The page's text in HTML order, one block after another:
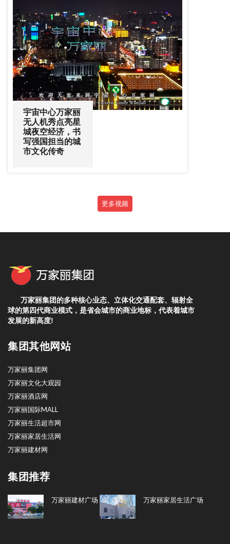
宇宙中心万家丽
无人机秀点亮星
城夜空经济，书
写强国担当的城
市文化传奇
更多视频
万家丽集团的多种核心业态、立体化交通配套、辐射全
球的第四代商业模式，是省会城市的商业地标，代表着城市
发展的新高度!
集团其他网站
万家丽集团网
万家丽文化大观园
万家丽酒店网
万家丽国际MALL
万家丽生活超市网
万家丽家居生活网
万家丽建材网
集团推荐
万家丽建材广场 万家丽家居生活广场